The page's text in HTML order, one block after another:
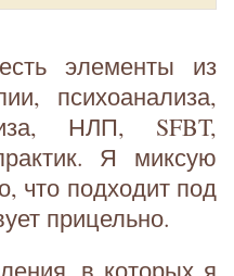
элементы из
психоанализа,
НЛП, SFBT,
Я миксую
что подходит под
прицельно.